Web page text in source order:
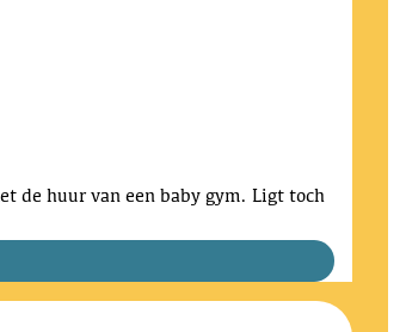
de huur van een baby gym. Ligt toch